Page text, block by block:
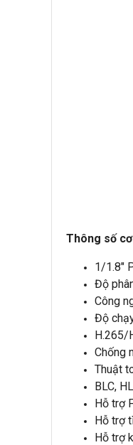
Thông số
1/1.8″
Độ
Công
Độ
H.265/
Chống
Thuật
BLC,
Hỗ trợ
Hỗ trợ
Hỗ trợ